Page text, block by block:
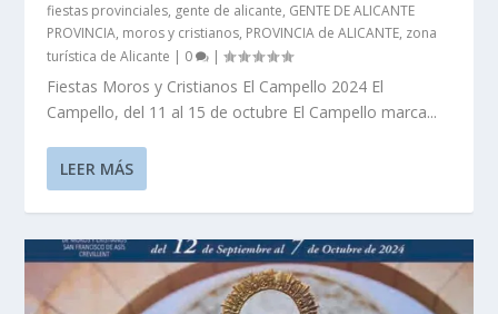
fiestas provinciales, gente de alicante, GENTE DE ALICANTE
PROVINCIA, moros y cristianos, PROVINCIA de ALICANTE, zona
turística de Alicante | 0 |
Fiestas Moros y Cristianos El Campello 2024 El
Campello, del 11 al 15 de octubre El Campello marca...
LEER MÁS